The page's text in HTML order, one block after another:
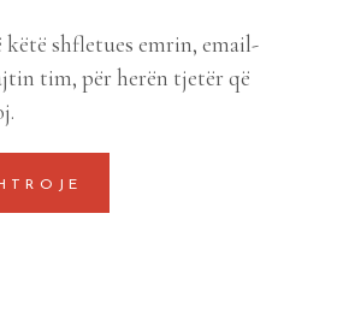
këtë shfletues emrin, email-
tim, për herën tjetër që